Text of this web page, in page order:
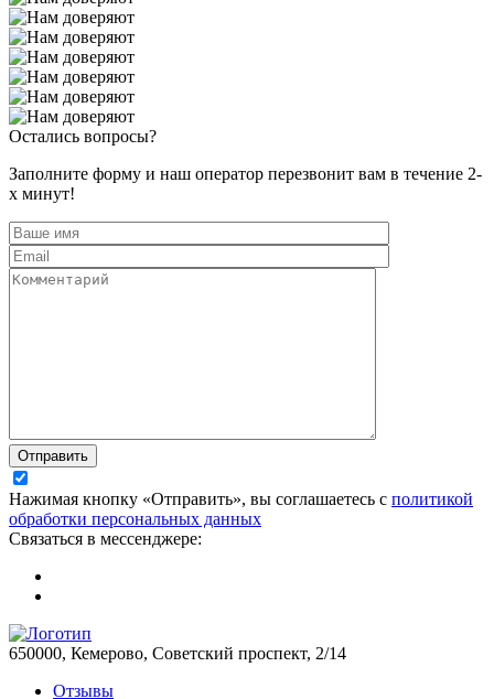
Остались вопросы?
Заполните форму и наш оператор перезвонит вам в течение 2-
х минут!
Отправить
Нажимая кнопку «Отправить», вы соглашаетесь с политикой
обработки персональных данных
Связаться в мессенджере:
650000, Кемерово, Советский проспект, 2/14
Отзывы